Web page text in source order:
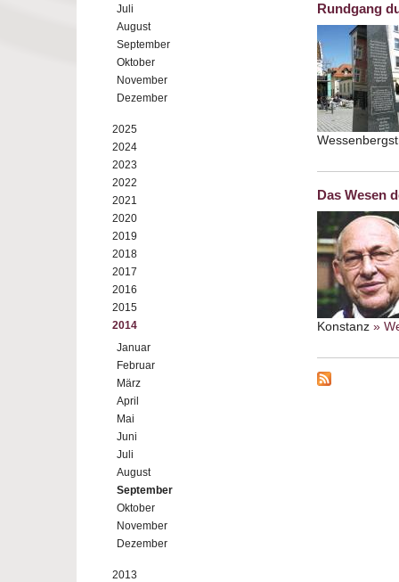
Juli
August
September
Oktober
November
Dezember
2025
2024
2023
2022
2021
2020
2019
2018
2017
2016
2015
2014
Januar
Februar
März
April
Mai
Juni
Juli
August
September
Oktober
November
Dezember
2013
Rundgang
Das Wesen
Konstanz »